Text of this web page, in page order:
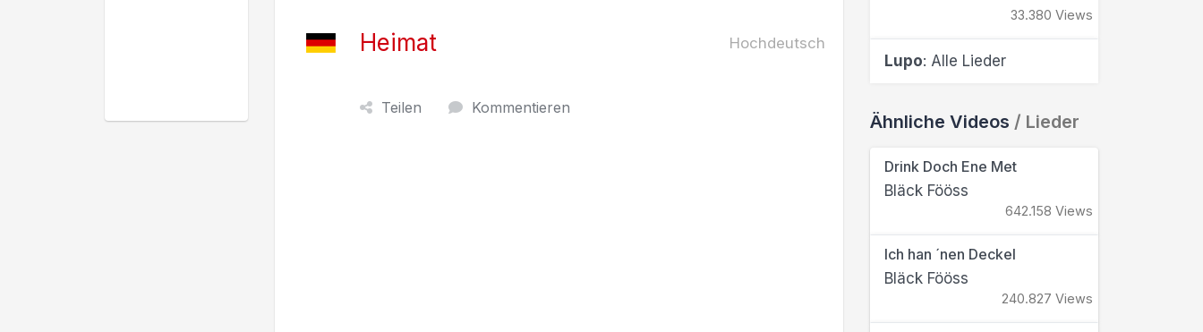
Heimat Hochdeutsch
Teilen Kommentieren
33.380 Views
Lupo: Alle Lieder
Ähnliche Videos / Lieder
Drink Doch Ene Met
Bläck Fööss
642.158 Views
Ich han ´nen Deckel
Bläck Fööss
240.827 Views